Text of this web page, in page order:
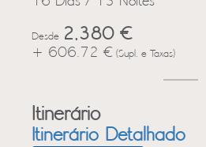
Desde 2,380 €
+ 606.72 € (Supl. e Taxas)
Itinerário
Itinerário Detalhado